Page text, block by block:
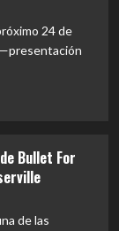
24 de
Bullet For
de las